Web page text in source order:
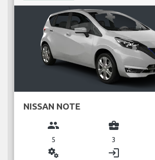
NISSAN NOTE
group
5
business_center
3
miscellaneous_services login